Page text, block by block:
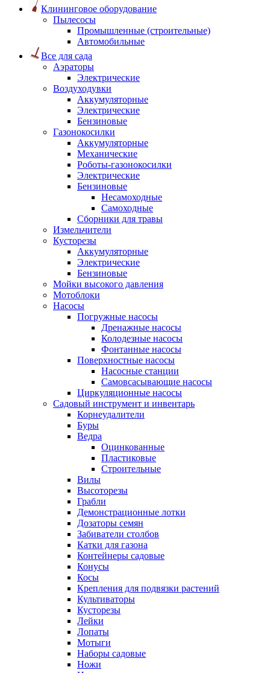
Клининговое оборудование
Пылесосы
Промышленные (строительные)
Автомобильные
Все для сада
Аэраторы
Электрические
Воздуходувки
Аккумуляторные
Электрические
Бензиновые
Газонокосилки
Аккумуляторные
Механические
Роботы-газонокосилки
Электрические
Бензиновые
Несамоходные
Самоходные
Сборники для травы
Измельчители
Кусторезы
Аккумуляторные
Электрические
Бензиновые
Мойки высокого давления
Мотоблоки
Насосы
Погружные насосы
Дренажные насосы
Колодезные насосы
Фонтанные насосы
Поверхностные насосы
Насосные станции
Самовсасывающие насосы
Циркуляционные насосы
Садовый инструмент и инвентарь
Корнеудалители
Буры
Ведра
Оцинкованные
Пластиковые
Строительные
Вилы
Высоторезы
Грабли
Демонстрационные лотки
Дозаторы семян
Забиватели столбов
Катки для газона
Контейнеры садовые
Конусы
Косы
Крепления для подвязки растений
Культиваторы
Кусторезы
Лейки
Лопаты
Мотыги
Наборы садовые
Ножи